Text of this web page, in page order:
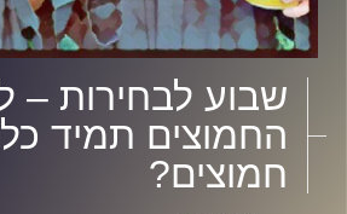
שבוע לבחירות –
החמוצים תמיד
חמוצים?